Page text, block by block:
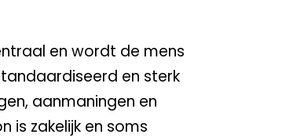
en wordt de mens
en sterk
aanmaningen en
is zakelijk en soms